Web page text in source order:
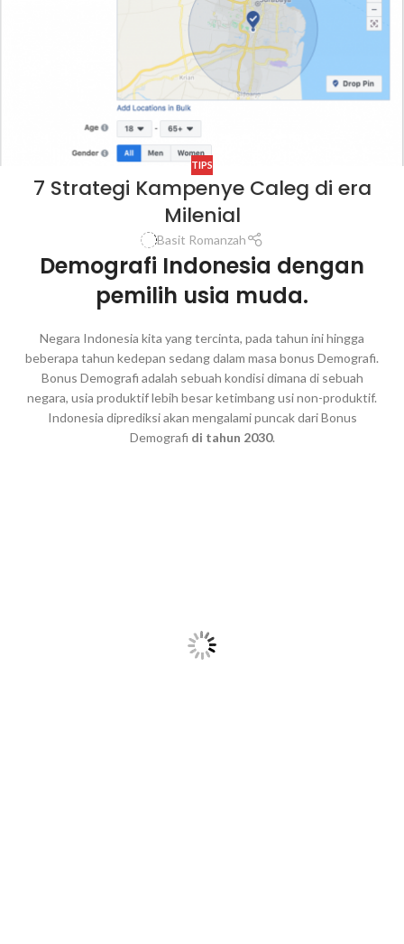
TIPS
7 Strategi Kampenye Caleg di era
Milenial
Basit Romanzah
Demografi Indonesia dengan
pemilih usia muda.
Negara Indonesia kita yang tercinta, pada tahun ini hingga
beberapa tahun kedepan sedang dalam masa bonus Demografi.
Bonus Demografi adalah sebuah kondisi dimana di sebuah
negara, usia produktif lebih besar ketimbang usi non-produktif.
Indonesia diprediksi akan mengalami puncak dari Bonus
Demografi di tahun 2030.